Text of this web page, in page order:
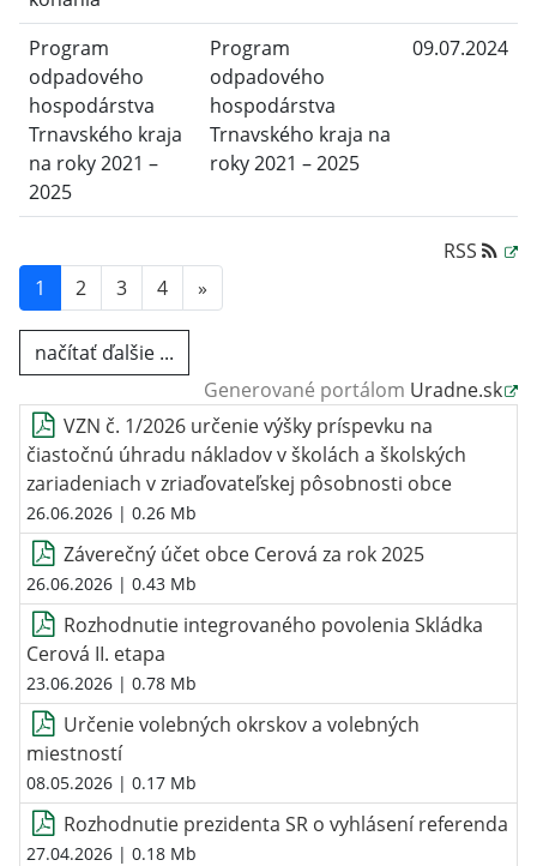
Program
odpadového
hospodárstva
Trnavského kraja
na roky 2021 –
2025
Program
odpadového
hospodárstva
Trnavského kraja na
roky 2021 – 2025
09.07.2024
RSS
1
2 3 4 »
načítať ďalšie ...
Generované portálom Uradne.sk
VZN č. 1/2026 určenie výšky príspevku na
čiastočnú úhradu nákladov v školách a školských
zariadeniach v zriaďovateľskej pôsobnosti obce
26.06.2026 | 0.26 Mb
Záverečný účet obce Cerová za rok 2025
26.06.2026 | 0.43 Mb
Rozhodnutie integrovaného povolenia Skládka
Cerová II. etapa
23.06.2026 | 0.78 Mb
Určenie volebných okrskov a volebných
miestností
08.05.2026 | 0.17 Mb
Rozhodnutie prezidenta SR o vyhlásení referenda
27.04.2026 | 0.18 Mb